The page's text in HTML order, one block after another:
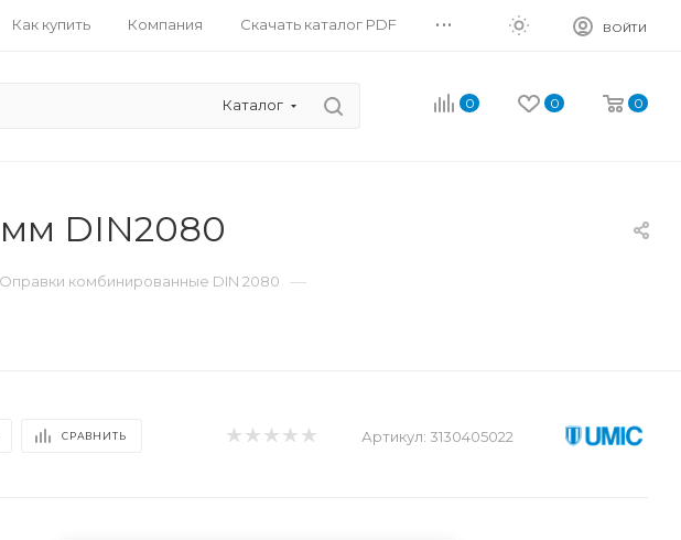
Как купить Компания Скачать каталог PDF ... ВОЙТИ
Каталог 0 0 0
DIN2080
Оправки комбинированные DIN 2080 —
СРАВНИТЬ Артикул: 3130405022